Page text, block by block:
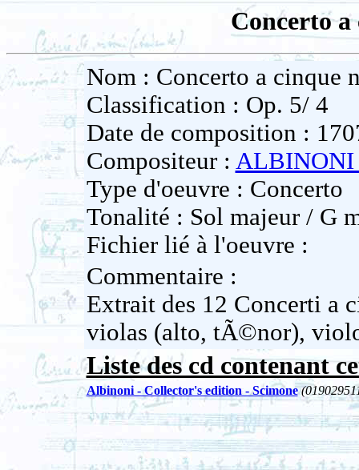
Concerto
Nom : Concerto a cinque
Classification : Op. 5/ 4
Date de composition :
Compositeur : ALBINONI
Type d'oeuvre : Concerto
Tonalité : Sol majeur / G
Fichier lié à l'oeuvre :
Commentaire :
Extrait des 12 Concerti a
violas (alto, tÃ©nor),
Liste des cd contenant
Albinoni - Collector's edition - Scimone